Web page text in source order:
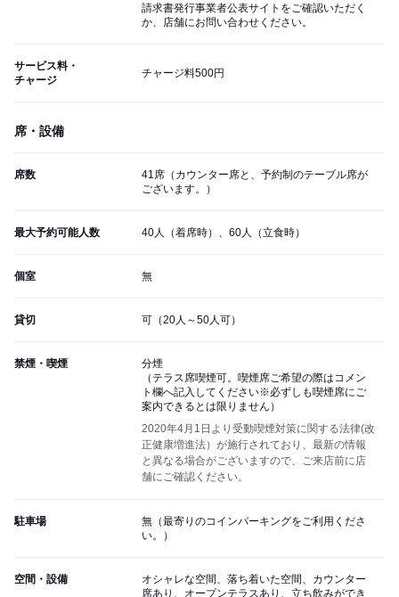
請求書発行事業者公表サイトをご確認いただく
か、店舗にお問い合わせください。
サービス料・
チャージ
チャージ料500円
席・設備
席数
41席（カウンター席と、予約制のテーブル席が
ございます。）
最大予約可能人数 40人（着席時）、60人（立食時）
個室 無
貸切 可（20人～50人可）
禁煙・喫煙
分煙
（テラス席喫煙可。喫煙席ご希望の際はコメン
ト欄へ記入してください※必ずしも喫煙席にご
案内できるとは限りません）
2020年4月1日より受動喫煙対策に関する法律(改
正健康増進法）が施行されており、最新の情報
と異なる場合がございますので、ご来店前に店
舗にご確認ください。
駐車場
無（最寄りのコインパーキングをご利用くださ
い。）
空間・設備
オシャレな空間、落ち着いた空間、カウンター
席あり、オープンテラスあり、立ち飲みができ